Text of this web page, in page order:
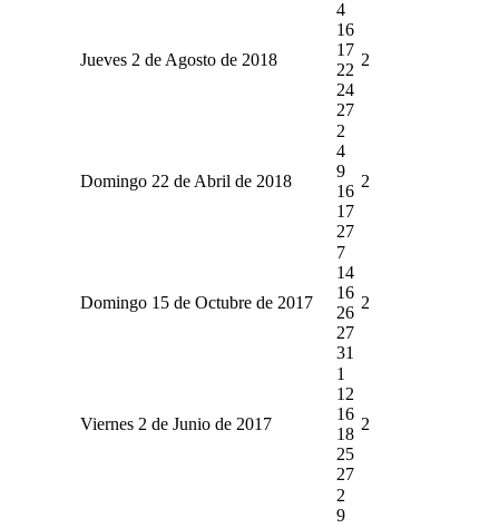
Jueves 2 de Agosto de 2018
4
16
17
22
24
27
2
Domingo 22 de Abril de 2018
2
4
9
16
17
27
2
Domingo 15 de Octubre de 2017
7
14
16
26
27
31
2
Viernes 2 de Junio de 2017
1
12
16
18
25
27
2
2
9